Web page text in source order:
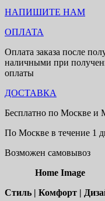
НАПИШИТЕ НАМ
ОПЛАТА
Оплата заказа после
наличными при
оплаты
ДОСТАВКА
Бесплатно по Москве и
По Москве в течение 1
Возможен самовывоз
Home Image
Стиль | Комфорт |